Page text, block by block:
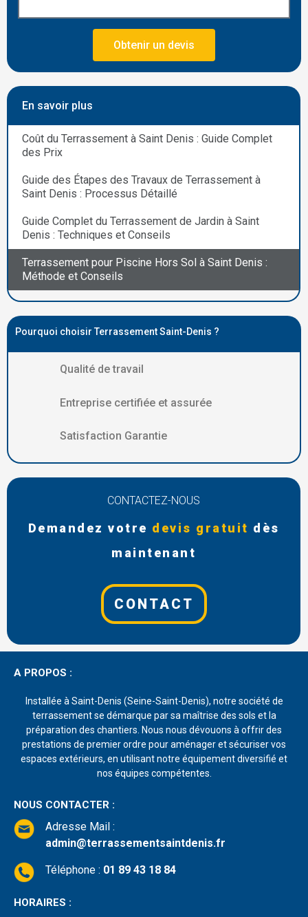
Obtenir un devis
En savoir plus
Coût du Terrassement à Saint Denis : Guide Complet
des Prix
Guide des Étapes des Travaux de Terrassement à
Saint Denis : Processus Détaillé
Guide Complet du Terrassement de Jardin à Saint
Denis : Techniques et Conseils
Terrassement pour Piscine Hors Sol à Saint Denis :
Méthode et Conseils
Pourquoi choisir Terrassement Saint-Denis ?
Qualité de travail
Entreprise certifiée et assurée
Satisfaction Garantie
CONTACTEZ-NOUS
Demandez votre devis gratuit dès
maintenant
CONTACT
A PROPOS :
Installée à Saint-Denis (Seine-Saint-Denis), notre société de
terrassement se démarque par sa maîtrise des sols et la
préparation des chantiers. Nous nous dévouons à offrir des
prestations de premier ordre pour aménager et sécuriser vos
espaces extérieurs, en utilisant notre équipement diversifié et
nos équipes compétentes.
NOUS CONTACTER :
Adresse Mail :
admin@terrassementsaintdenis.fr
Téléphone : 01 89 43 18 84
HORAIRES :